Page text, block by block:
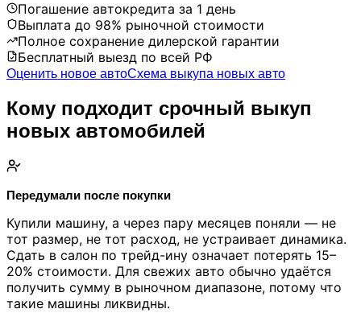
Погашение автокредита за 1 день
Выплата до 98% рыночной стоимости
Полное сохранение дилерской гарантии
Бесплатный выезд по всей РФ
Оценить новое автоСхема выкупа новых авто
Кому подходит срочный выкуп
новых автомобилей
Передумали после покупки
Купили машину, а через пару месяцев поняли — не
тот размер, не тот расход, не устраивает динамика.
Сдать в салон по трейд-ину означает потерять 15–
20% стоимости. Для свежих авто обычно удаётся
получить сумму в рыночном диапазоне, потому что
такие машины ликвидны.